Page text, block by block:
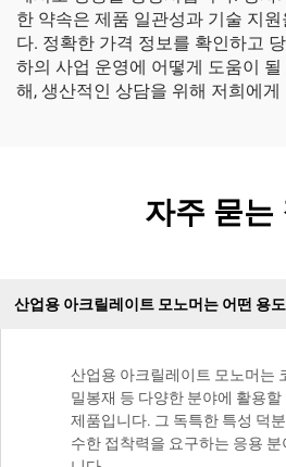
한 약속은 제품 일관성과 기술 지
다. 정확한 가격 정보를 확인하고
하의 사업 운영에 어떻게 도움이
해, 생산적인 상담을 위해 저희에
자주 묻는
산업용 아크릴레이트 모노머는 어떤 용
산업용 아크릴레이트 모노머는
밀봉재 등 다양한 분야에 활용할
제품입니다. 그 독특한 특성 덕
수한 접착력을 요구하는 응용 분